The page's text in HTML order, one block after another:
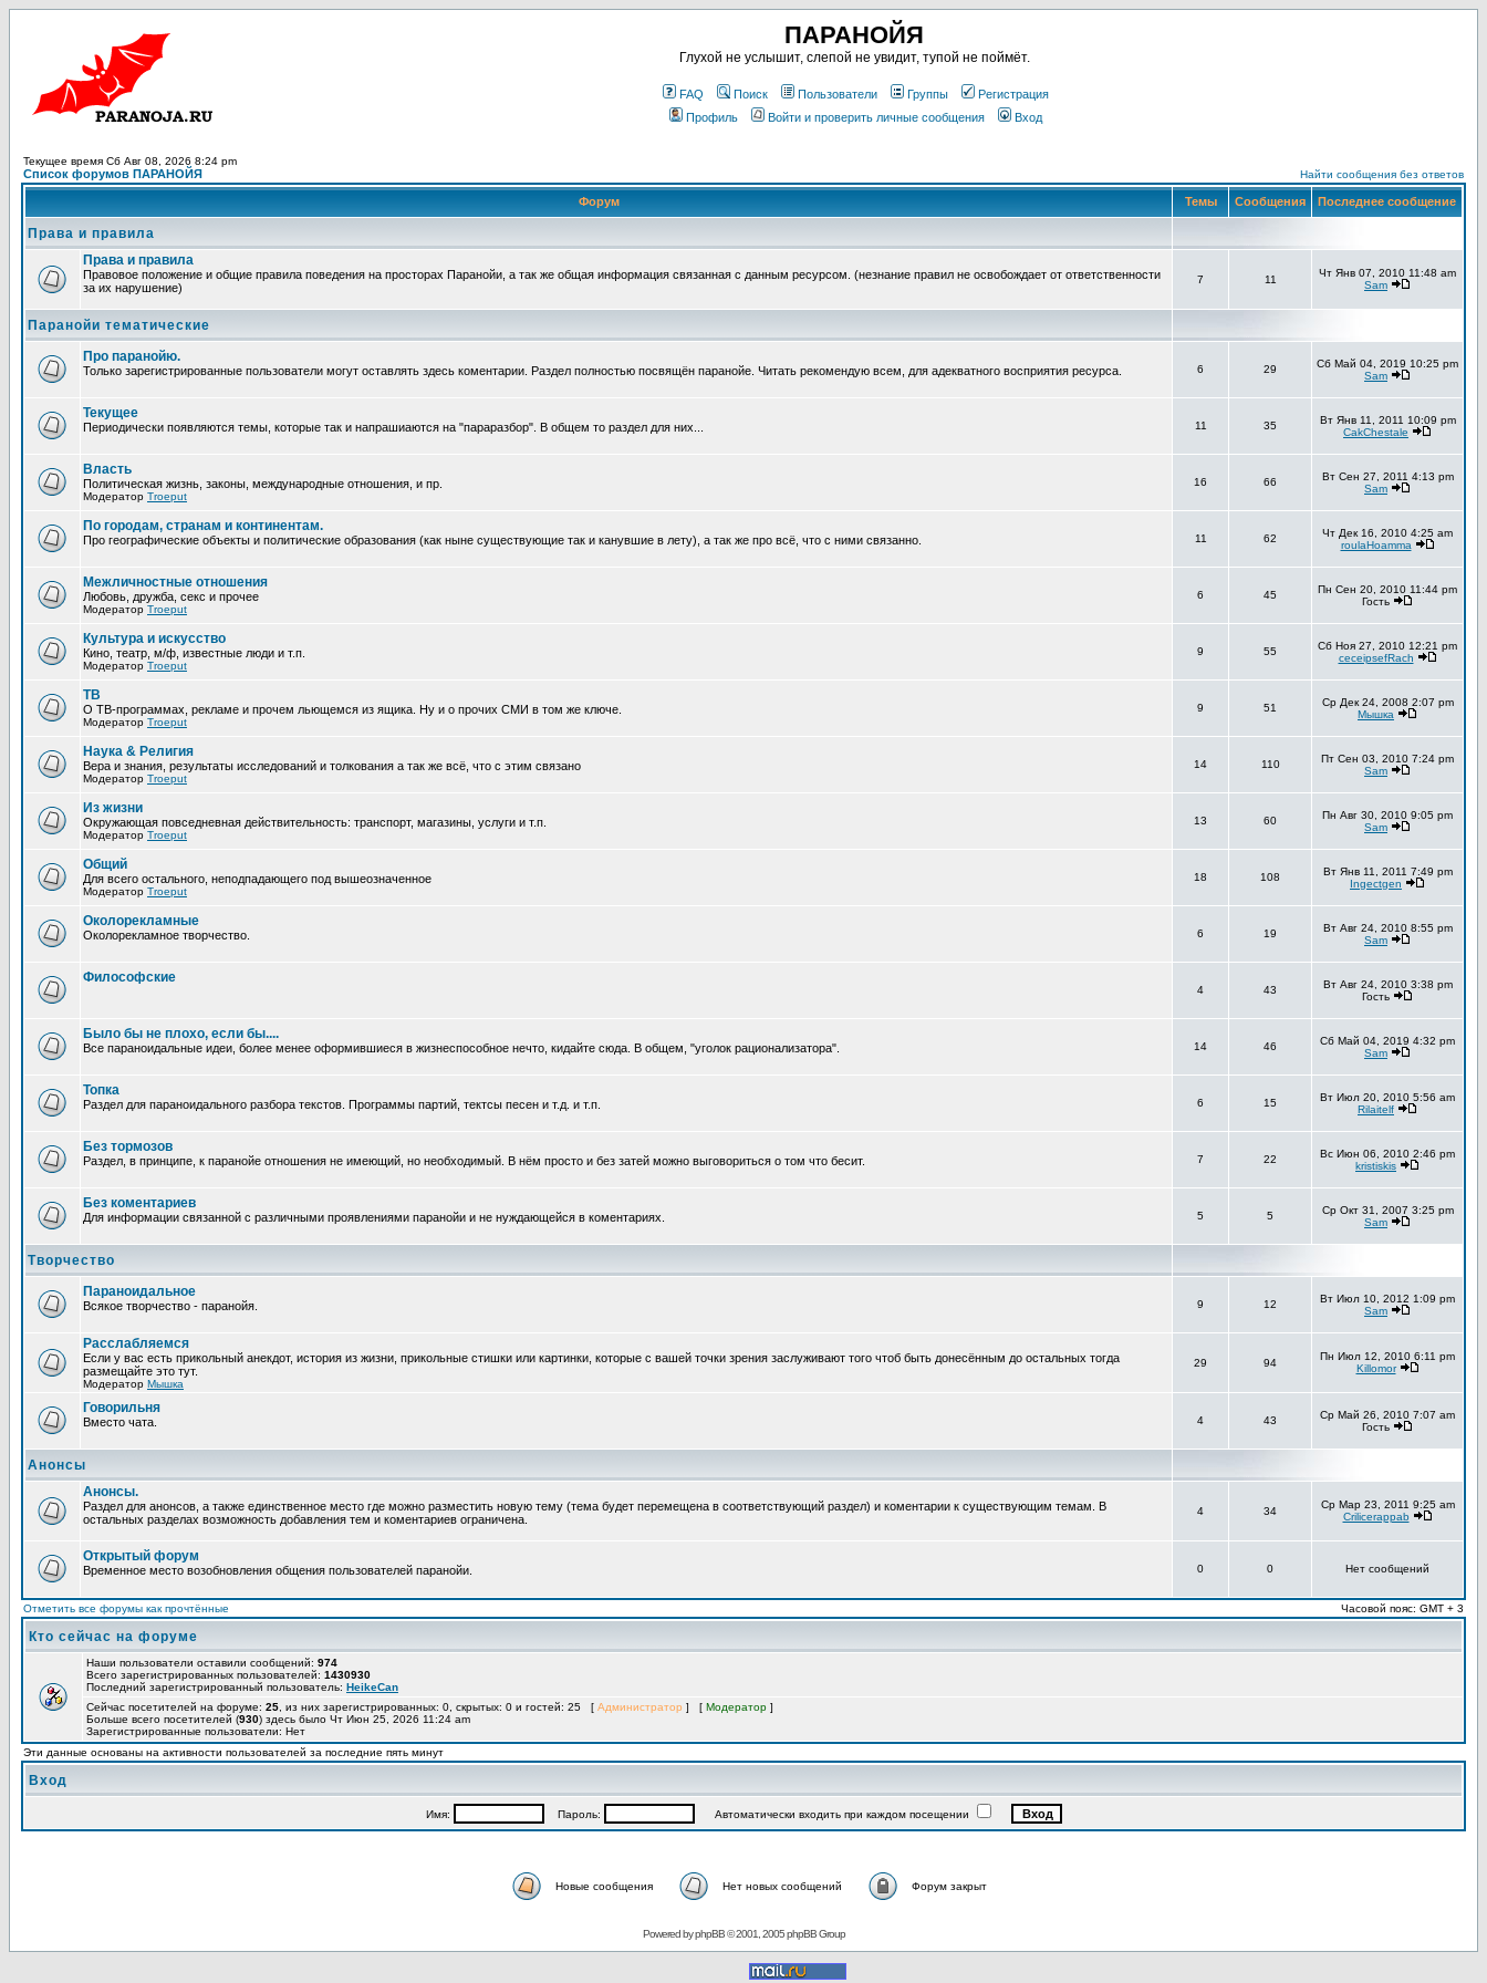
ПАРАНОЙЯ
Глухой не услышит, слепой не увидит, тупой не поймёт.
FAQ Поиск Пользователи Группы
Регистрация
Профиль
Войти и проверить личные сообщения Вход
Текущее время Сб Авг 08, 2026 8:24 pm
Список форумов ПАРАНОЙЯ Найти сообщения без ответов
Форум Темы Сообщения Последнее сообщение
Права и правила
Права и правила
Правовое положение и общие правила поведения на просторах Паранойи, а так же общая информация связанная с данным ресурсом. (незнание правил не освобождает от ответственности
за их нарушение)
7 11
Чт Янв 07, 2010 11:48 am
Sam
Паранойи тематические
Про паранойю.
Только зарегистрированные пользователи могут оставлять здесь коментарии. Раздел полностью посвящён паранойе. Читать рекомендую всем, для адекватного восприятия ресурса. 6 29
Сб Май 04, 2019 10:25 pm
Sam
Текущее
Периодически появляются темы, которые так и напрашиаются на "параразбор". В общем то раздел для них... 11 35
Вт Янв 11, 2011 10:09 pm
CakChestale
Власть
Политическая жизнь, законы, международные отношения, и пр.
Модератор Troeput
16 66
Вт Сен 27, 2011 4:13 pm
Sam
По городам, странам и континентам.
Про географические объекты и политические образования (как ныне существующие так и канувшие в лету), а так же про всё, что с ними связанно. 11 62
Чт Дек 16, 2010 4:25 am
roulaHoamma
Межличностные отношения
Любовь, дружба, секс и прочее
Модератор Troeput
6 45
Пн Сен 20, 2010 11:44 pm
Гость
Культура и искусство
Кино, театр, м/ф, известные люди и т.п.
Модератор Troeput
9 55
Сб Ноя 27, 2010 12:21 pm
ceceipsefRach
ТВ
О ТВ-программах, рекламе и прочем льющемся из ящика. Ну и о прочих СМИ в том же ключе.
Модератор Troeput
9 51
Ср Дек 24, 2008 2:07 pm
Мышка
Наука & Религия
Вера и знания, результаты исследований и толкования а так же всё, что с этим связано
Модератор Troeput
14 110
Пт Сен 03, 2010 7:24 pm
Sam
Из жизни
Окружающая повседневная действительность: транспорт, магазины, услуги и т.п.
Модератор Troeput
13 60
Пн Авг 30, 2010 9:05 pm
Sam
Общий
Для всего остального, неподпадающего под вышеозначенное
Модератор Troeput
18 108
Вт Янв 11, 2011 7:49 pm
Ingectgen
Околорекламные
Околорекламное творчество. 6 19
Вт Авг 24, 2010 8:55 pm
Sam
Философские
4 43
Вт Авг 24, 2010 3:38 pm
Гость
Было бы не плохо, если бы....
Все параноидальные идеи, более менее оформившиеся в жизнеспособное нечто, кидайте сюда. В общем, "уголок рационализатора". 14 46
Сб Май 04, 2019 4:32 pm
Sam
Топка
Раздел для параноидального разбора текстов. Программы партий, тектсы песен и т.д. и т.п. 6 15
Вт Июл 20, 2010 5:56 am
Rilaitelf
Без тормозов
Раздел, в принципе, к паранойе отношения не имеющий, но необходимый. В нём просто и без затей можно выговориться о том что бесит. 7 22
Вс Июн 06, 2010 2:46 pm
kristiskis
Без коментариев
Для информации связанной с различными проявлениями паранойи и не нуждающейся в коментариях. 5 5
Ср Окт 31, 2007 3:25 pm
Sam
Творчество
Параноидальное
Всякое творчество - паранойя. 9 12
Вт Июл 10, 2012 1:09 pm
Sam
Расслабляемся
Если у вас есть прикольный анекдот, история из жизни, прикольные стишки или картинки, которые с вашей точки зрения заслуживают того чтоб быть донесённым до остальных тогда
размещайте это тут.
Модератор Мышка
29 94
Пн Июл 12, 2010 6:11 pm
Killomor
Говорильня
Вместо чата. 4 43
Ср Май 26, 2010 7:07 am
Гость
Анонсы
Анонсы.
Раздел для анонсов, а также единственное место где можно разместить новую тему (тема будет перемещена в соответствующий раздел) и коментарии к существующим темам. В
остальных разделах возможность добавления тем и коментариев ограничена.
4 34
Ср Мар 23, 2011 9:25 am
Crilicerappab
Открытый форум
Временное место возобновления общения пользователей паранойи. 0 0 Нет сообщений
Отметить все форумы как прочтённые Часовой пояс: GMT + 3
Кто сейчас на форуме
Наши пользователи оставили сообщений: 974
Всего зарегистрированных пользователей: 1430930
Последний зарегистрированный пользователь: HeikeCan
Сейчас посетителей на форуме: 25 , из них зарегистрированных: 0, скрытых: 0 и гостей: 25 [ Администратор ] [ Модератор ]
Больше всего посетителей (930) здесь было Чт Июн 25, 2026 11:24 am
Зарегистрированные пользователи: Нет
Эти данные основаны на активности пользователей за последние пять минут
Вход
Имя: Пароль: Автоматически входить при каждом посещении
Новые сообщения Нет новых сообщений Форум закрыт
Powered byphpBB© 2001, 2005 phpBB Group